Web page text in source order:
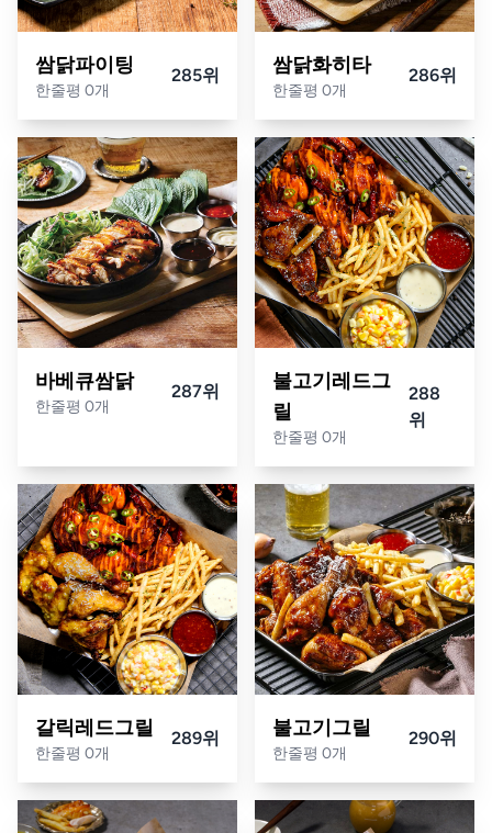
쌈닭파이팅
한줄평 0개
285위 쌈닭화히타
한줄평 0개
286위
바베큐쌈닭
한줄평 0개
287위
불고기레드그
릴
한줄평 0개
288
위
갈릭레드그릴
한줄평 0개
289위 불고기그릴
한줄평 0개
290위